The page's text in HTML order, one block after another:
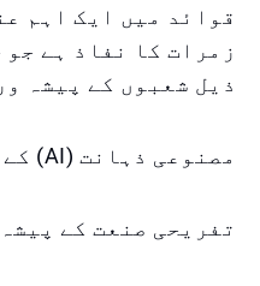
قوائد میں ایک اہم
زمرات کا نفاذ ہے جو
ذیل شعبوں کے پیشہ
مصنوعی ذہانت (AI) کے کارکنان
تفریحی صنعت کے